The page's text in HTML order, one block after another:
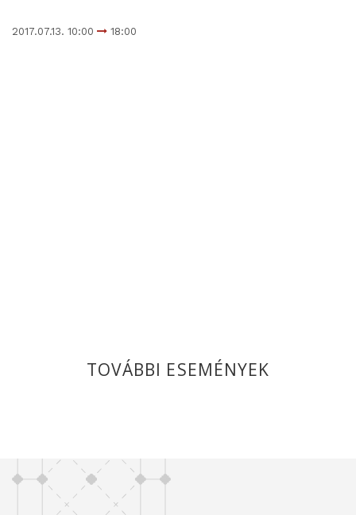
2017.07.13. 10:00 18:00
TOVÁBBI ESEMÉNYEK